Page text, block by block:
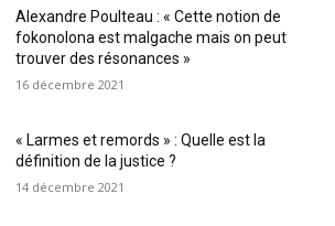
Alexandre Poulteau : « Cette notion de
fokonolona est malgache mais on peut
trouver des résonances »
16 décembre 2021
« Larmes et remords » : Quelle est la
définition de la justice ?
14 décembre 2021